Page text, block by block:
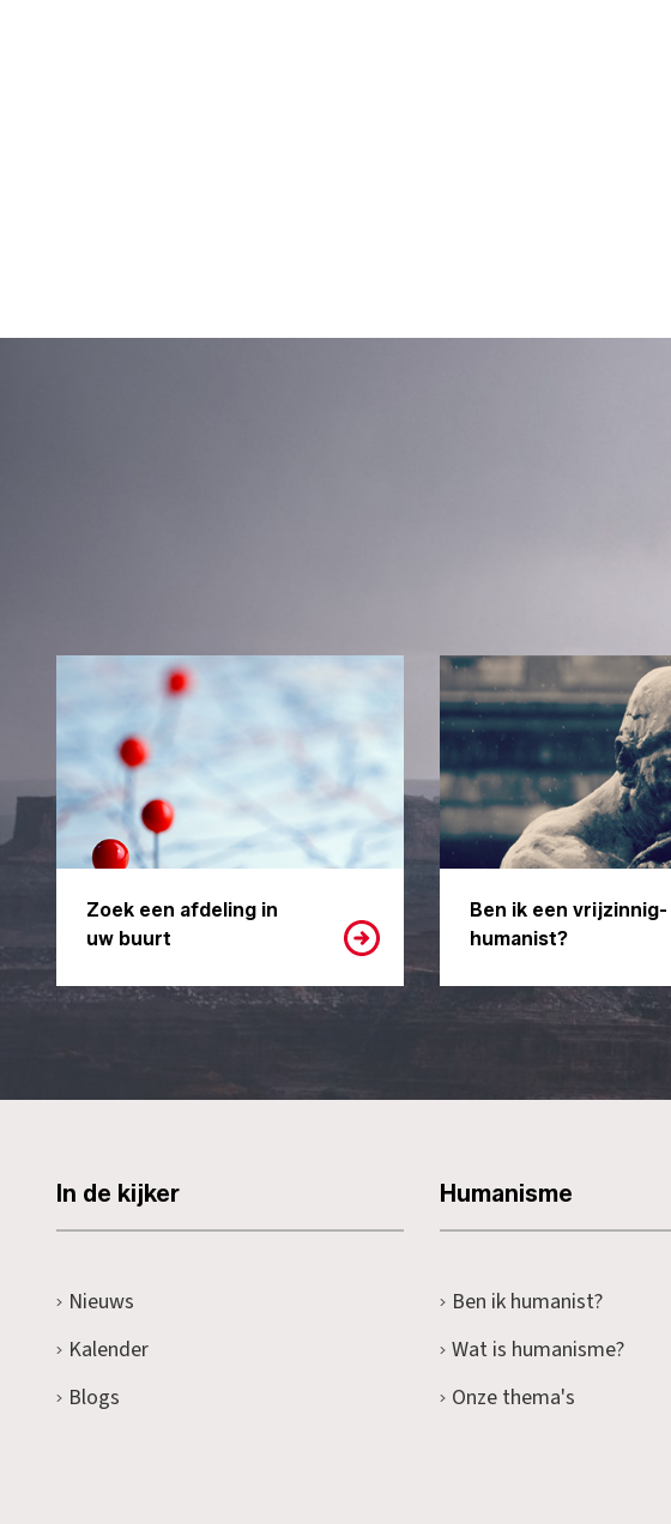
Zoek een afdeling in
uw buurt
Ben ik een vrijzinnig-
humanist?
In de kijker
Nieuws
Kalender
Blogs
Humanisme
Ben ik humanist?
Wat is humanisme?
Onze thema's